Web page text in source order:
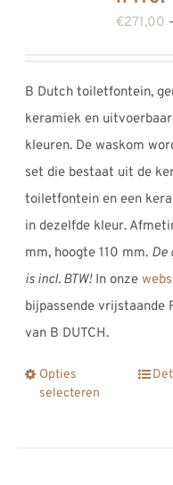
€271,00 -
B Dutch toiletfontein,
keramiek en
kleuren. De waskom
set die bestaat uit de
toiletfontein en een
in dezelfde kleur.
mm, hoogte 110 mm. De
is incl. BTW!In onze
bijpassende vrijstaande
van B DUTCH.
Opties
selecteren
Dit